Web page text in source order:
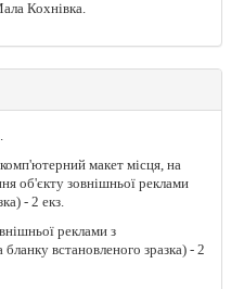
Кохнівка.
макет місця, на
об'єкту зовнішньої реклами
- 2 екз.
реклами з
встановленого зразка) - 2